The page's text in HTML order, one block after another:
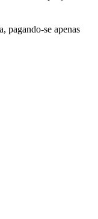
pagando-se apenas